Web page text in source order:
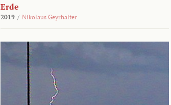
Erde
2019 / Nikolaus Geyrhalter